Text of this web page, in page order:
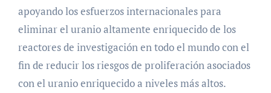
apoyando los esfuerzos internacionales para
eliminar el uranio altamente enriquecido de los
reactores de investigación en todo el mundo con el
fin de reducir los riesgos de proliferación asociados
con el uranio enriquecido a niveles más altos.